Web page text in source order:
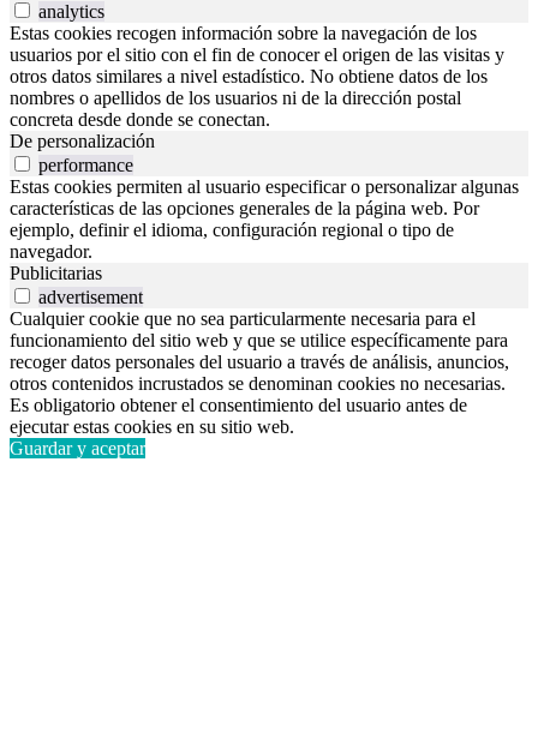
analytics
Estas cookies recogen información sobre la navegación de los
usuarios por el sitio con el fin de conocer el origen de las visitas y
otros datos similares a nivel estadístico. No obtiene datos de los
nombres o apellidos de los usuarios ni de la dirección postal
concreta desde donde se conectan.
De personalización
performance
Estas cookies permiten al usuario especificar o personalizar algunas
características de las opciones generales de la página web. Por
ejemplo, definir el idioma, configuración regional o tipo de
navegador.
Publicitarias
advertisement
Cualquier cookie que no sea particularmente necesaria para el
funcionamiento del sitio web y que se utilice específicamente para
recoger datos personales del usuario a través de análisis, anuncios,
otros contenidos incrustados se denominan cookies no necesarias.
Es obligatorio obtener el consentimiento del usuario antes de
ejecutar estas cookies en su sitio web.
Guardar y aceptar